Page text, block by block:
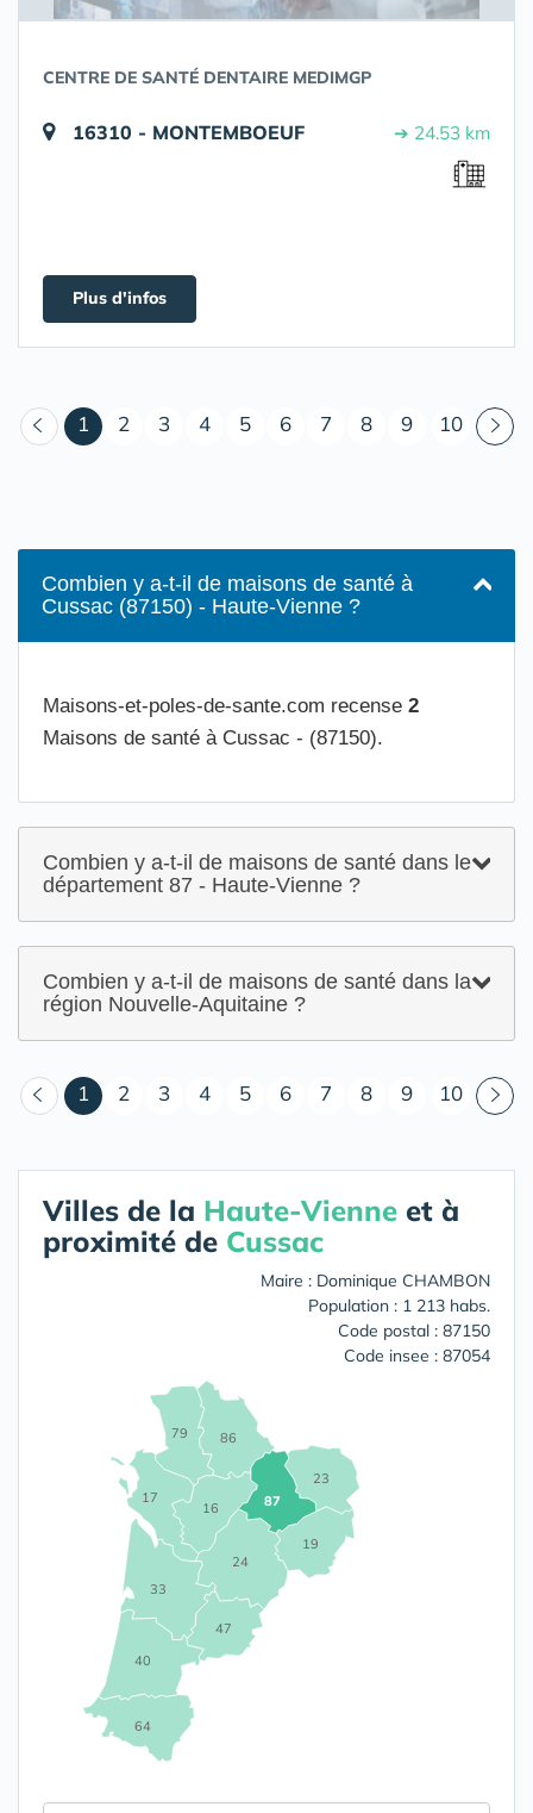
CENTRE DE SANTÉ DENTAIRE MEDIMGP
16310 - MONTEMBOEUF ➔ 24.53 km
Plus d'infos
1 (courant)
2 3 4 5 6 7 8 9 10
Combien y a-t-il de maisons de santé à
Cussac (87150) - Haute-Vienne ?
Maisons-et-poles-de-sante.com recense 2
Maisons de santé à Cussac - (87150).
Combien y a-t-il de maisons de santé dans le
département 87 - Haute-Vienne ?
Combien y a-t-il de maisons de santé dans la
région Nouvelle-Aquitaine ?
1 (courant)
2 3 4 5 6 7 8 9 10
Villes de la Haute-Vienne et à
proximité de Cussac
Maire : Dominique CHAMBON
Population : 1 213 habs.
Code postal : 87150
Code insee : 87054
16
17
19
23
24
33
40
47
64
79 86
87